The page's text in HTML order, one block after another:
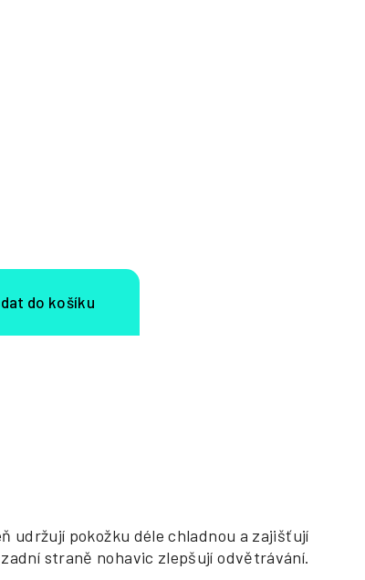
udržují pokožku déle chladnou a zajišťují
straně nohavic zlepšují odvětrávání.